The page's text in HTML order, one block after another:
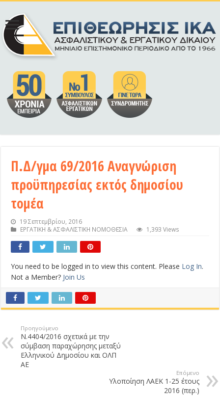
Π.Δ/γμα 69/2016 Αναγνώριση
προϋπηρεσίας εκτός δημοσίου
τομέα
19 Σεπτεμβρίου, 2016
ΕΡΓΑΤΙΚΗ & ΑΣΦΑΛΙΣΤΙΚΗ ΝΟΜΟΘΕΣΙΑ
1,393 Views
You need to be logged in to view this content. Please Log In.
Not a Member? Join Us
Προηγούμενο
Ν.4404/2016 σχετικά με την
σύμβαση παραχώρησης μεταξύ
Ελληνικού Δημοσίου και ΟΛΠ
ΑΕ
Επόμενο
Υλοποίηση ΛΑΕΚ 1-25 έτους
2016 (περ.)